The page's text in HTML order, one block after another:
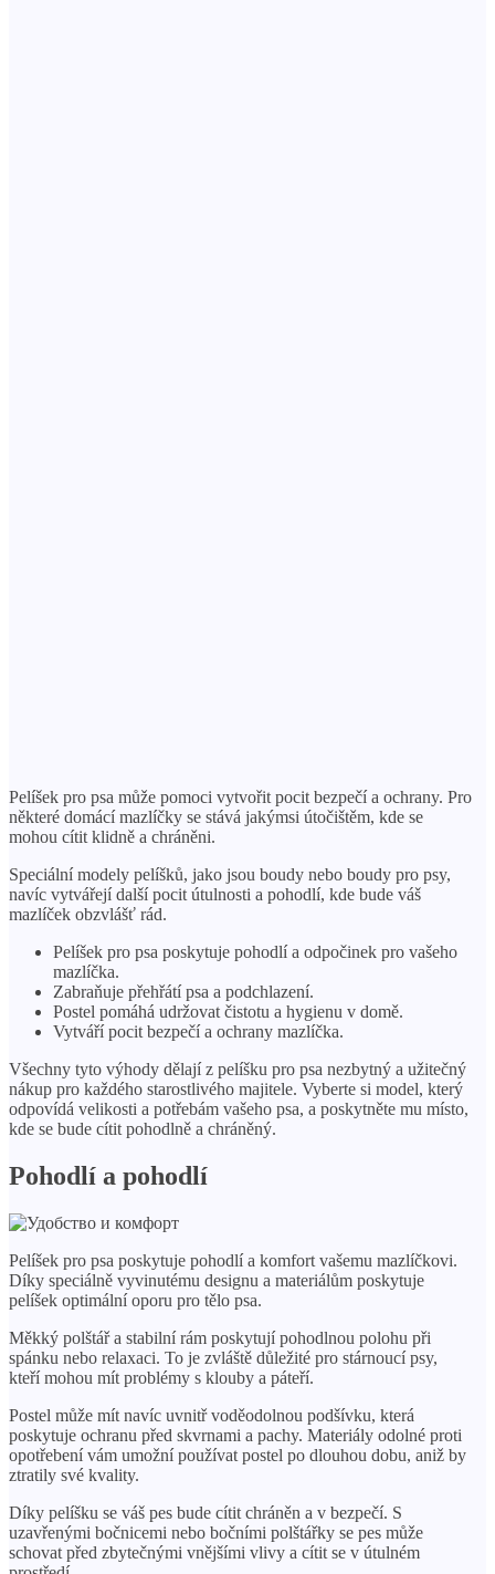
Pelíšek pro psa může pomoci vytvořit pocit bezpečí a ochrany. Pro
některé domácí mazlíčky se stává jakýmsi útočištěm, kde se
mohou cítit klidně a chráněni.
Speciální modely pelíšků, jako jsou boudy nebo boudy pro psy,
navíc vytvářejí další pocit útulnosti a pohodlí, kde bude váš
mazlíček obzvlášť rád.
Pelíšek pro psa poskytuje pohodlí a odpočinek pro vašeho
mazlíčka.
Zabraňuje přehřátí psa a podchlazení.
Postel pomáhá udržovat čistotu a hygienu v domě.
Vytváří pocit bezpečí a ochrany mazlíčka.
Všechny tyto výhody dělají z pelíšku pro psa nezbytný a užitečný
nákup pro každého starostlivého majitele. Vyberte si model, který
odpovídá velikosti a potřebám vašeho psa, a poskytněte mu místo,
kde se bude cítit pohodlně a chráněný.
Pohodlí a pohodlí
Pelíšek pro psa poskytuje pohodlí a komfort vašemu mazlíčkovi.
Díky speciálně vyvinutému designu a materiálům poskytuje
pelíšek optimální oporu pro tělo psa.
Měkký polštář a stabilní rám poskytují pohodlnou polohu při
spánku nebo relaxaci. To je zvláště důležité pro stárnoucí psy,
kteří mohou mít problémy s klouby a páteří.
Postel může mít navíc uvnitř voděodolnou podšívku, která
poskytuje ochranu před skvrnami a pachy. Materiály odolné proti
opotřebení vám umožní používat postel po dlouhou dobu, aniž by
ztratily své kvality.
Díky pelíšku se váš pes bude cítit chráněn a v bezpečí. S
uzavřenými bočnicemi nebo bočními polštářky se pes může
schovat před zbytečnými vnějšími vlivy a cítit se v útulném